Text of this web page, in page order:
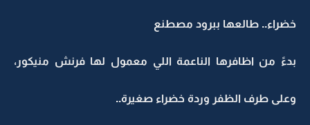
خضراء.. طالعها ببرود مصطنع
بدءً من اظافرها الناعمة اللي معمول لها فرنش منيكور،
وعلى طرف الظفر وردة خضراء صغيرة..